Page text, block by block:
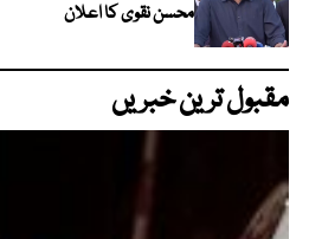
محسن نقوی کا اعلان
مقبول ترین خبریں